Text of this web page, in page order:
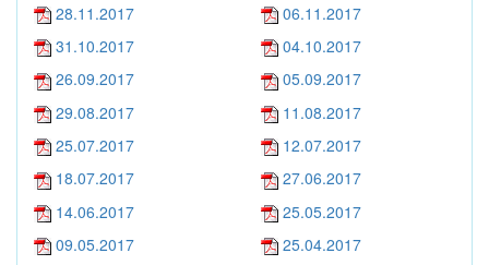
28.11.2017
06.11.2017
31.10.2017
04.10.2017
26.09.2017
05.09.2017
29.08.2017
11.08.2017
25.07.2017
12.07.2017
18.07.2017
27.06.2017
14.06.2017
25.05.2017
09.05.2017
25.04.2017